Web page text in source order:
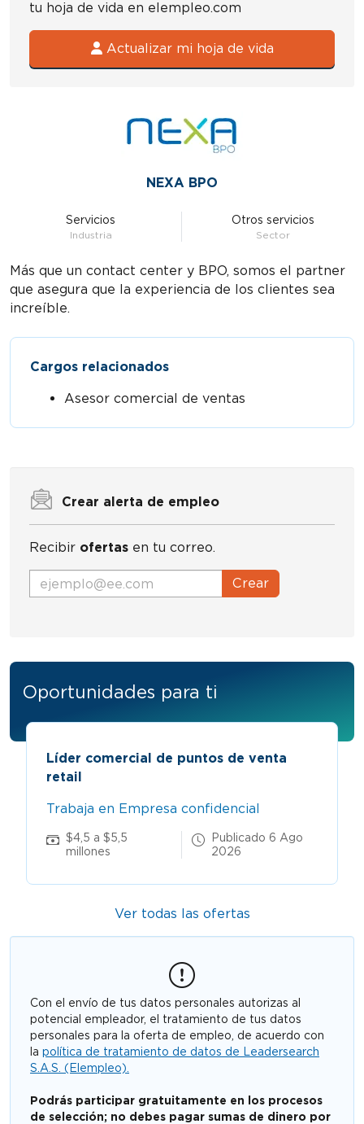
NEXA BPO
Servicios
Industria
Otros servicios
Sector
Más que un contact center y BPO, somos el partner
que asegura que la experiencia de los clientes sea
increíble.
Cargos relacionados
Asesor comercial de ventas
Crear alerta de empleo
Recibir ofertas en tu correo.
Crear
Oportunidades para ti
Líder comercial de puntos de venta
retail
Trabaja en Empresa confidencial
$4,5 a $5,5
millones
Publicado 6 Ago
2026
Ver todas las ofertas
Con el envío de tus datos personales autorizas al
potencial empleador, el tratamiento de tus datos
personales para la oferta de empleo, de acuerdo con
la política de tratamiento de datos de Leadersearch
S.A.S. (Elempleo).
Podrás participar gratuitamente en los procesos
de selección; no debes pagar sumas de dinero por
tu hoja de vida en elempleo.com
Actualizar mi hoja de vida